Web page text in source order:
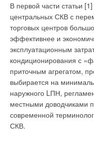
В первой части статьи
центральных СКВ с
торговых центров
эффективнее и
эксплуатационным
кондиционирования с
приточным агрегатом,
выбирается на
наружного LПН,
местными доводчиками
современной
СКВ.
Цена эффективного
Что такое «откат» и
Энергосберегающие
кондиционирования в
«ГЛАВОБЪЕКТ»
систем
«ЭНЕРГОФЛЕКС» — 5